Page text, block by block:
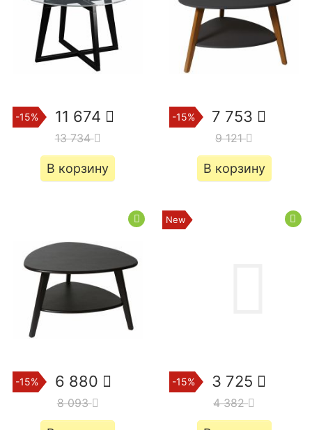
-15% 11 674
13 734
В корзину
-15% 7 753
9 121
В корзину
-15% 6 880
8 093
-15% 3 725
4 382